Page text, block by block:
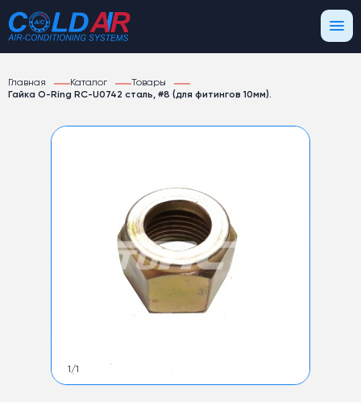
Главная Каталог
Товары
Гайка O-Ring RC-U0742 сталь, #8 (для фитингов 10мм).
1 /1